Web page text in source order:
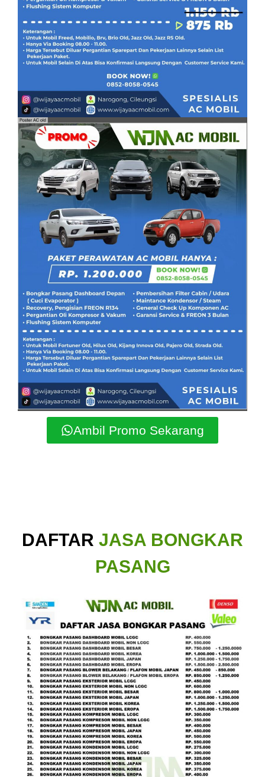
Ambil Promo Sekarang
DAFTAR JASA BONGKAR
PASANG